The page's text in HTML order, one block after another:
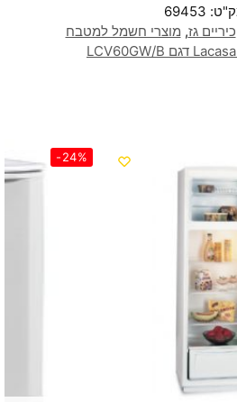
69453
כיריים גז, מוצרי חשמל למטבח
-24%